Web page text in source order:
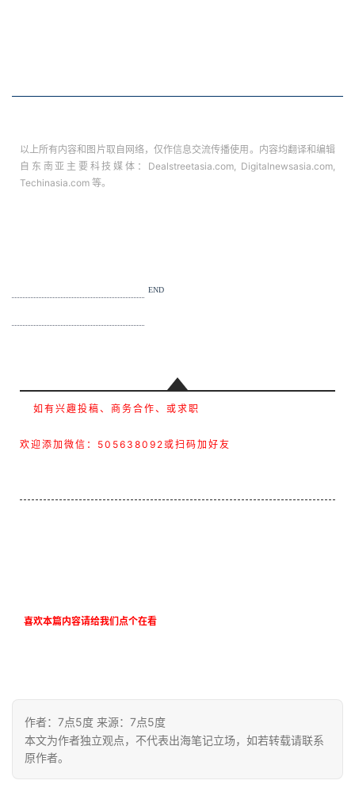
以上所有内容和图片取自网络，仅作信息交流传播使用。内容均翻译和编辑
自东南亚主要科技媒体：Dealstreetasia.com, Digitalnewsasia.com,
Techinasia.com 等。
END
如有兴趣投稿、商务合作、或求职
欢迎添加微信：505638092或扫码加好友
喜欢本篇内容请给我们点个在看
作者：7点5度 来源：7点5度
本文为作者独立观点，不代表出海笔记立场，如若转载请联系
原作者。